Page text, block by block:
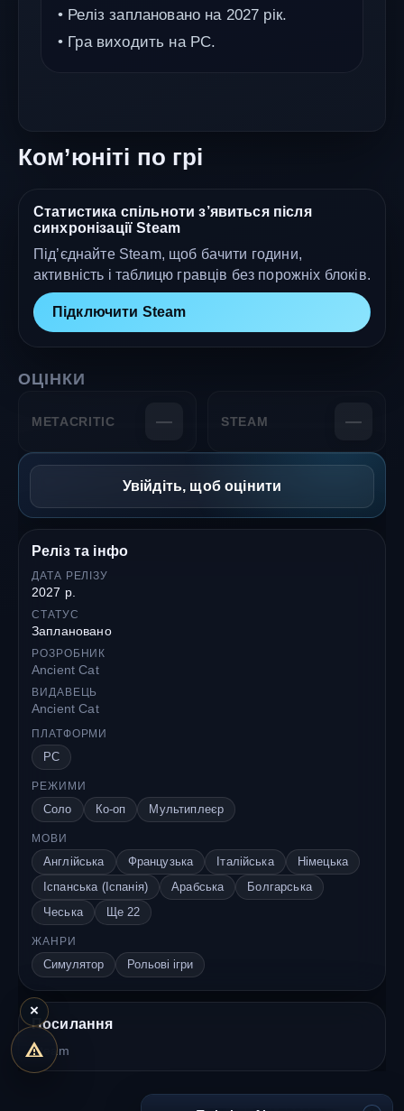
• Реліз заплановано на 2027 рік.
• Гра виходить на PC.
Ком’юніті по грі
Статистика спільноти з’явиться після
синхронізації Steam
Під’єднайте Steam, щоб бачити години,
активність і таблицю гравців без порожніх блоків.
Підключити Steam
ОЦІНКИ
METACRITIC — STEAM —
Увійдіть, щоб оцінити
Реліз та інфо
ДАТА РЕЛІЗУ
2027 р.
СТАТУС
Заплановано
РОЗРОБНИК
Ancient Cat
ВИДАВЕЦЬ
Ancient Cat
ПЛАТФОРМИ
PC
РЕЖИМИ
Соло Ко-оп Мультиплеєр
МОВИ
Англійська Французька Італійська
Німецька
Іспанська (Іспанія)
Арабська
Болгарська
Чеська
Ще 22
ЖАНРИ
Симулятор Рольові ігри
Посилання
Steam
×